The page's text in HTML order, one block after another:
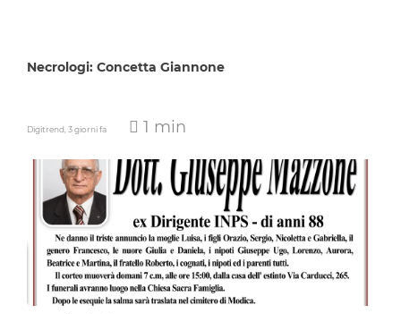
Necrologi: Concetta Giannone
Digitrend,3 giorni fa 1 min